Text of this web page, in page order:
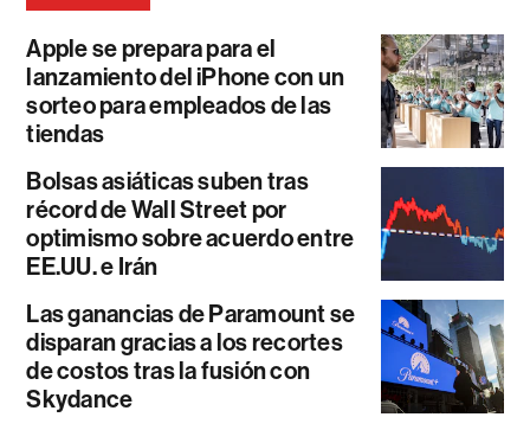
Apple se prepara para el
lanzamiento del iPhone con un
sorteo para empleados de las
tiendas
Bolsas asiáticas suben tras
récord de Wall Street por
optimismo sobre acuerdo entre
EE.UU. e Irán
Las ganancias de Paramount se
disparan gracias a los recortes
de costos tras la fusión con
Skydance